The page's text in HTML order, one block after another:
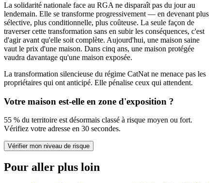
La solidarité nationale face au RGA ne disparaît pas du jour au
lendemain. Elle se transforme progressivement — en devenant plus
sélective, plus conditionnelle, plus coûteuse. La seule façon de
traverser cette transformation sans en subir les conséquences, c'est
d'agir avant qu'elle soit complète. Aujourd'hui, une maison saine
vaut le prix d'une maison. Dans cinq ans, une maison protégée
vaudra davantage qu'une maison exposée.
La transformation silencieuse du régime CatNat ne menace pas les
propriétaires qui ont anticipé. Elle pénalise ceux qui attendent.
Votre maison est-elle en zone d'exposition ?
55 % du territoire est désormais classé à risque moyen ou fort.
Vérifiez votre adresse en 30 secondes.
Vérifier mon niveau de risque
Pour aller plus loin